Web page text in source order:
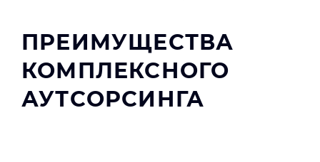
ПРЕИМУЩЕСТВА
КОМПЛЕКСНОГО
АУТСОРСИНГА